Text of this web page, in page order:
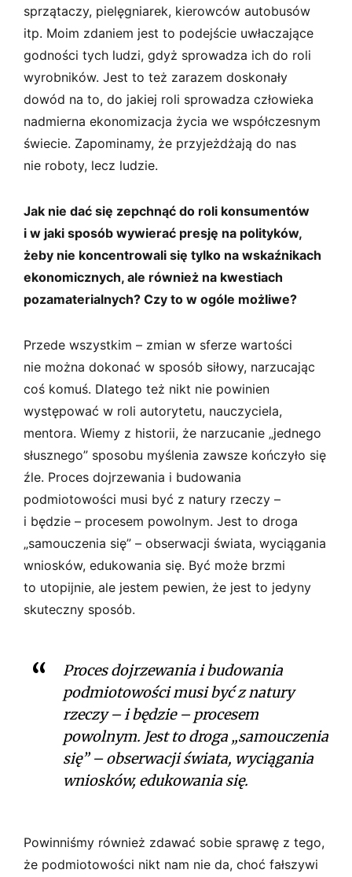
sprzątaczy, pielęgniarek, kierowców autobusów
itp. Moim zdaniem jest to podejście uwłaczające
godności tych ludzi, gdyż sprowadza ich do roli
wyrobników. Jest to też zarazem doskonały
dowód na to, do jakiej roli sprowadza człowieka
nadmierna ekonomizacja życia we współczesnym
świecie. Zapominamy, że przyjeżdżają do nas
nie roboty, lecz ludzie.
Jak nie dać się zepchnąć do roli konsumentów
i w jaki sposób wywierać presję na polityków,
żeby nie koncentrowali się tylko na wskaźnikach
ekonomicznych, ale również na kwestiach
pozamaterialnych? Czy to w ogóle możliwe?
Przede wszystkim – zmian w sferze wartości
nie można dokonać w sposób siłowy, narzucając
coś komuś. Dlatego też nikt nie powinien
występować w roli autorytetu, nauczyciela,
mentora. Wiemy z historii, że narzucanie „jednego
słusznego” sposobu myślenia zawsze kończyło się
źle. Proces dojrzewania i budowania
podmiotowości musi być z natury rzeczy –
i będzie – procesem powolnym. Jest to droga
„samouczenia się” – obserwacji świata, wyciągania
wniosków, edukowania się. Być może brzmi
to utopijnie, ale jestem pewien, że jest to jedyny
skuteczny sposób.
Proces dojrzewania i budowania
podmiotowości musi być z natury
rzeczy – i będzie – procesem
powolnym. Jest to droga „samouczenia
się” – obserwacji świata, wyciągania
wniosków, edukowania się.
Powinniśmy również zdawać sobie sprawę z tego,
że podmiotowości nikt nam nie da, choć fałszywi